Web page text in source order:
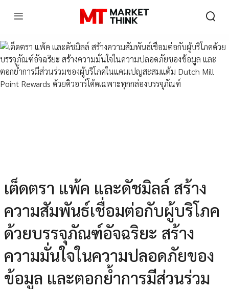
เต็ดตรา แพ้ค และดัชมิลล์ สร้าง
ความสัมพันธ์เชื่อมต่อกับผู้บริโภค
ด้วยบรรจุภัณฑ์อัจฉริยะ สร้าง
ความมั่นใจในความปลอดภัยของ
ข้อมูล และตอกย้ำการมีส่วนร่วม